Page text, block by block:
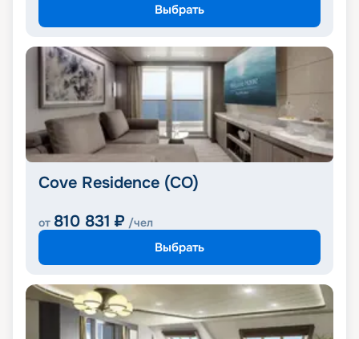
Выбрать
Cove Residence (CO)
от 810 831 ₽ /чел
Выбрать